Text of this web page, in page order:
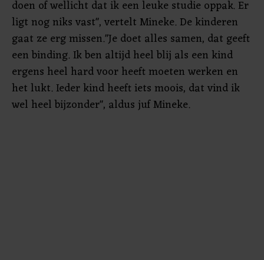
doen of wellicht dat ik een leuke studie oppak. Er
ligt nog niks vast", vertelt Mineke. De kinderen
gaat ze erg missen."Je doet alles samen, dat geeft
een binding. Ik ben altijd heel blij als een kind
ergens heel hard voor heeft moeten werken en
het lukt. Ieder kind heeft iets moois, dat vind ik
wel heel bijzonder", aldus juf Mineke.